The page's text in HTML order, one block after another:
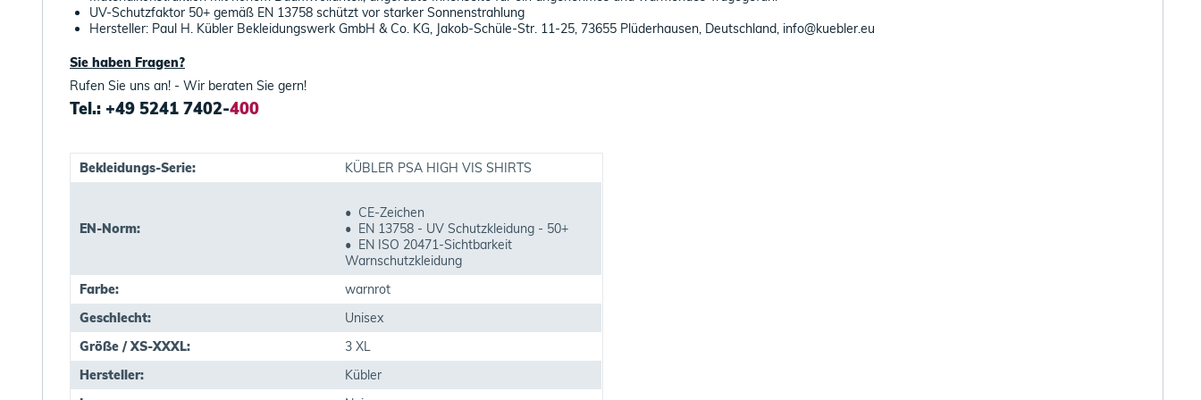
UV-Schutzfaktor 50+ gemäß EN 13758 schützt vor starker Sonnenstrahlung
Hersteller: Paul H. Kübler Bekleidungswerk GmbH & Co. KG, Jakob-Schüle-Str. 11-25, 73655 Plüderhausen, Deutschland, info@kuebler.eu
Sie haben Fragen?
Rufen Sie uns an! - Wir beraten Sie gern!
Tel.: +49 5241 7402-400
Bekleidungs-Serie: KÜBLER PSA HIGH VIS SHIRTS
EN-Norm:
• CE-Zeichen
• EN 13758 - UV Schutzkleidung - 50+
• EN ISO 20471-Sichtbarkeit
Warnschutzkleidung
Farbe:
warnrot
Geschlecht:
Unisex
Größe / XS-XXXL:
3 XL
Hersteller:
Kübler